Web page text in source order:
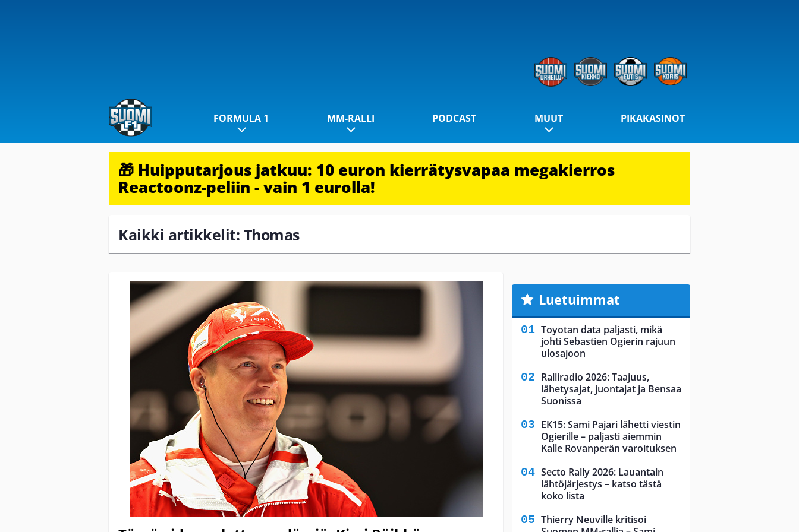
FORMULA 1 MM-RALLI PODCAST MUUT PIKAKASINOT
🎁 Huipputarjous jatkuu: 10 euron kierrätysvapaa megakierros
Reactoonz-peliin - vain 1 eurolla!
Kaikki artikkelit: Thomas
Luetuimmat
Toyotan data paljasti, mikä
johti Sebastien Ogierin rajuun
ulosajoon
Ralliradio 2026: Taajuus,
lähetysajat, juontajat ja Bensaa
Suonissa
EK15: Sami Pajari lähetti viestin
Ogierille – paljasti aiemmin
Kalle Rovanperän varoituksen
Secto Rally 2026: Lauantain
lähtöjärjestys – katso tästä
koko lista
Thierry Neuville kritisoi